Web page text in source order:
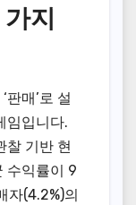
지
매’로 설
임입니다.
찰 기반 현
수익률이 9
자(4.2%)의